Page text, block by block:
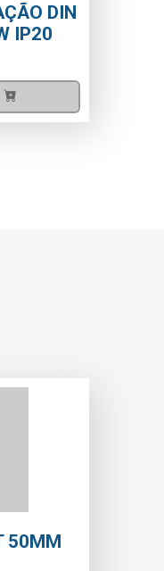
HYDRA 3/4\"
LIMPEZA